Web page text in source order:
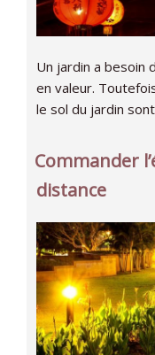
Un jardin a besoin
en valeur.
le sol du jardin
Commander
distance